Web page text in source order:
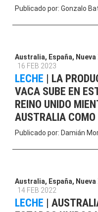
Publicado por: Gonzalo
Australia, España,
16 FEB 2023
LECHE | LA
VACA SUBE EN
REINO UNIDO
AUSTRALIA
Publicado por: Damián
Australia, España,
14 FEB 2022
LECHE |